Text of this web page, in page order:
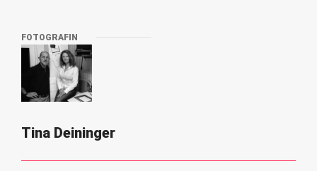
FOTOGRAFIN
Tina Deininger